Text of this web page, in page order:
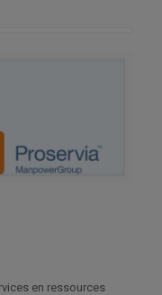
en ressources